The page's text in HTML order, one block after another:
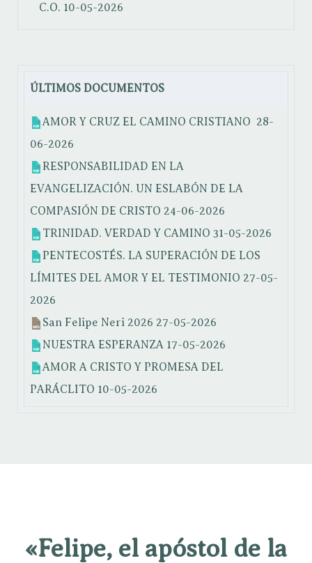
C.O. 10-05-2026
ÚLTIMOS DOCUMENTOS
AMOR Y CRUZ EL CAMINO CRISTIANO 28-
06-2026
RESPONSABILIDAD EN LA
EVANGELIZACIÓN. UN ESLABÓN DE LA
COMPASIÓN DE CRISTO 24-06-2026
TRINIDAD. VERDAD Y CAMINO 31-05-2026
PENTECOSTÉS. LA SUPERACIÓN DE LOS
LÍMITES DEL AMOR Y EL TESTIMONIO 27-05-
2026
San Felipe Neri 2026 27-05-2026
NUESTRA ESPERANZA 17-05-2026
AMOR A CRISTO Y PROMESA DEL
PARÁCLITO 10-05-2026
«Felipe, el apóstol de la